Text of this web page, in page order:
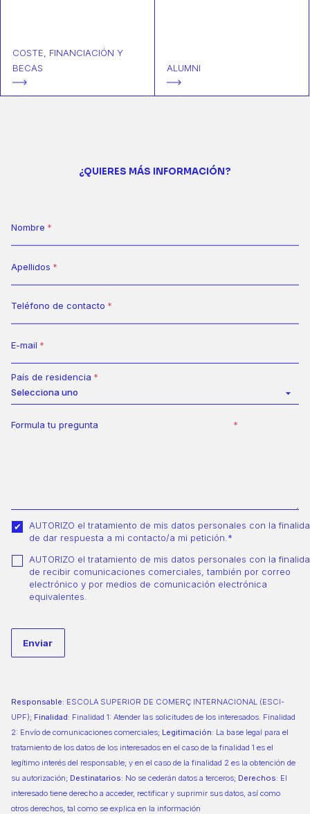
COSTE, FINANCIACIÓN Y
BECAS
ALUMNI
¿QUIERES MÁS INFORMACIÓN?
Nombre
Apellidos
Teléfono de contacto
E-mail
País de residencia
Selecciona uno
Formula tu pregunta
AUTORIZO el tratamiento de mis datos personales con la
de dar respuesta a mi contacto/a mi petición.*
AUTORIZO el tratamiento de mis datos personales con la
de recibir comunicaciones comerciales, también por correo
electrónico y por medios de comunicación electrónica
equivalentes.
Responsable: ESCOLA SUPERIOR DE COMERÇ INTERNACIONAL (ESCI-
UPF); Finalidad: Finalidad 1: Atender las solicitudes de los interesados. Finalidad
2: Envío de comunicaciones comerciales; Legitimación: La base legal para el
tratamiento de los datos de los interesados en el caso de la finalidad 1 es el
legítimo interés del responsable; y en el caso de la finalidad 2 es la obtención de
su autorización; Destinatarios: No se cederán datos a terceros; Derechos: El
interesado tiene derecho a acceder, rectificar y suprimir sus datos, así como
otros derechos, tal como se explica en la información